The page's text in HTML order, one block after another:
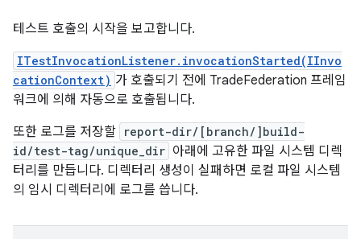
테스트 호출의 시작을 보고합니다.
ITestInvocationListener.invocationStarted(IInvo
cationContext) 가 호출되기 전에 TradeFederation 프레임
워크에 의해 자동으로 호출됩니다.
또한 로그를 저장할 report-dir/[branch/]build-
id/test-tag/unique_dir 아래에 고유한 파일 시스템 디렉
터리를 만듭니다. 디렉터리 생성이 실패하면 로컬 파일 시스템
의 임시 디렉터리에 로그를 씁니다.